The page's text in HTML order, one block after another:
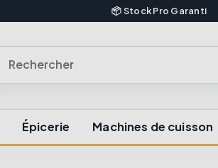
📦 Stock Pro Garanti
Épicerie Machines de cuisson